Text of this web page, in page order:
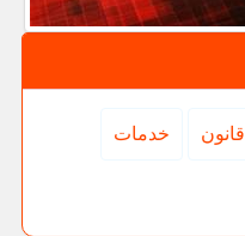
قانون خدمات